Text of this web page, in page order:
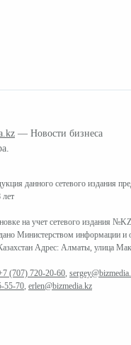
— Новости бизнеса
данного сетевого издания
лет
на учет сетевого издания
Министерством информации и
Адрес: Алматы, улица
(707) 720-20-60,
55-70, erlen@bizmedia.kz